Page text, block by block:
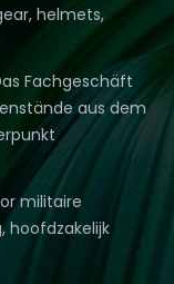
helmets,
Fachgeschäft
aus dem
militaire
hoofdzakelijk